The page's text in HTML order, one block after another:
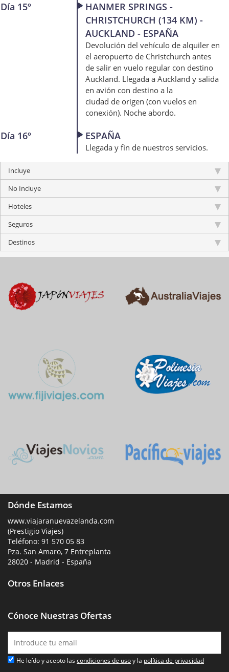
Día 15º
HANMER SPRINGS -
CHRISTCHURCH (134 KM) -
AUCKLAND - ESPAÑA
Devolución del vehículo de alquiler en
el aeropuerto de Christchurch antes
de salir en vuelo regular con destino
Auckland. Llegada a Auckland y salida
en avión con destino a la
ciudad de origen (con vuelos en
conexión). Noche abordo.
Día 16º ESPAÑA
Llegada y fin de nuestros servicios.
Incluye
No Incluye
Hoteles
Seguros
Destinos
Dónde Estamos
www.viajaranuevazelanda.com
(Prestigio Viajes)
Teléfono: 91 570 05 83
Pza. San Amaro, 7 Entreplanta
28020 - Madrid - España
Otros Enlaces
Cónoce Nuestras Ofertas
He leído y acepto las condiciones de usoy la política de privacidad